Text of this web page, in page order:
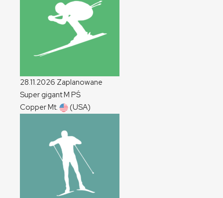
28.11.2026 Zaplanowane
Super gigantM PŚ
Copper Mt.
(USA)